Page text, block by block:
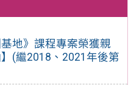
地》課程專案榮獲親
(繼2018、2021年後第